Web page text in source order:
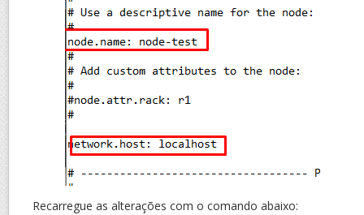
Recarregue as alterações com o comando abaixo: